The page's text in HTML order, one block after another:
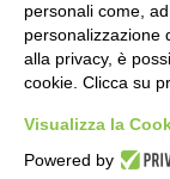
personali come,
personalizzazione
alla privacy, è
cookie. Clicca su
Visualizza la
Powered by